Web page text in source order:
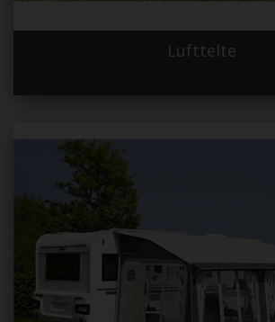
Lufttelte